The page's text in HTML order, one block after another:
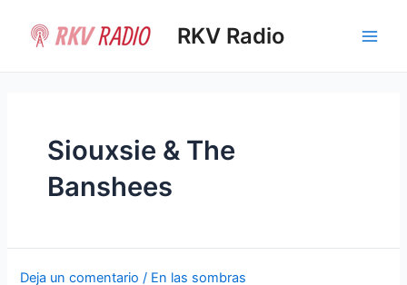
contenido
RKV Radio
Siouxsie & The
Banshees
Deja un comentario / En las sombras